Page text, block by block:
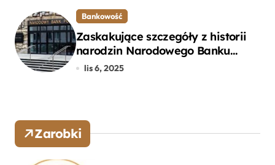
Bankowość
Zaskakujące szczegóły z historii
narodzin Narodowego Banku
Polskiego, o których mogłeś nie
lis 6, 2025
Zarobki